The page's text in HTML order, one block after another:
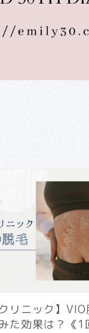
リニック】
た効果は？《1